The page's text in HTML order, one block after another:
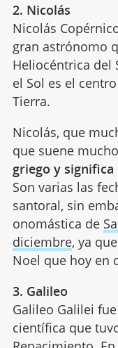
2. Nicolás
Nicolás
gran astrónomo
Heliocéntrica del
el Sol es el
Tierra.
Nicolás, que
que suene
griego y
Son varias las
santoral, sin
onomástica de
diciembre, ya
Noel que hoy en
3. Galileo
Galileo Galilei
científica que